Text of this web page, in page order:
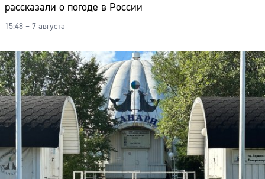
рассказали о погоде в России
15:48 – 7 августа